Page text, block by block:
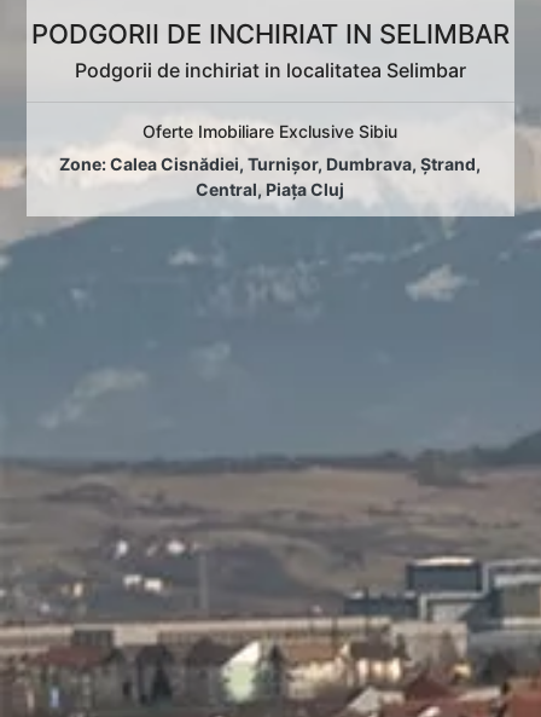
PODGORII DE INCHIRIAT IN SELIMBAR
Podgorii de inchiriat in localitatea Selimbar
Oferte Imobiliare Exclusive Sibiu
Zone:Calea Cisnădiei,Turnișor, Dumbrava,Ștrand,
Central,Piața Cluj